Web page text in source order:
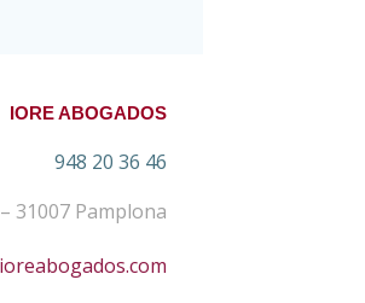
IORE ABOGADOS
948 20 36 46
31007 Pamplona